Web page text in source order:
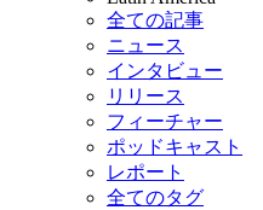
全ての記事
ニュース
インタビュー
リリース
フィーチャー
ポッドキャスト
レポート
全てのタグ